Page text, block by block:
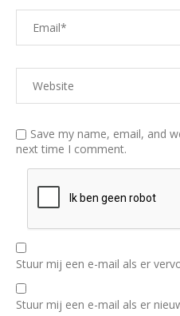
Save my name, email, and
next time I comment.
Stuur mij een e-mail als er
Stuur mij een e-mail als er